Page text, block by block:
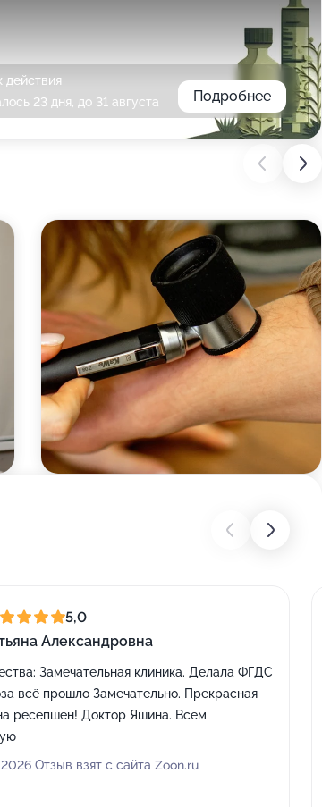
действия
23 дня, до 31 августа
Подробнее
5,0
Александровна
Замечательная клиника. Делала ФГДС
всё прошло Замечательно. Прекрасная
ресепшен! Доктор Яшина. Всем
Отзыв взят с сайта Zoon.ru